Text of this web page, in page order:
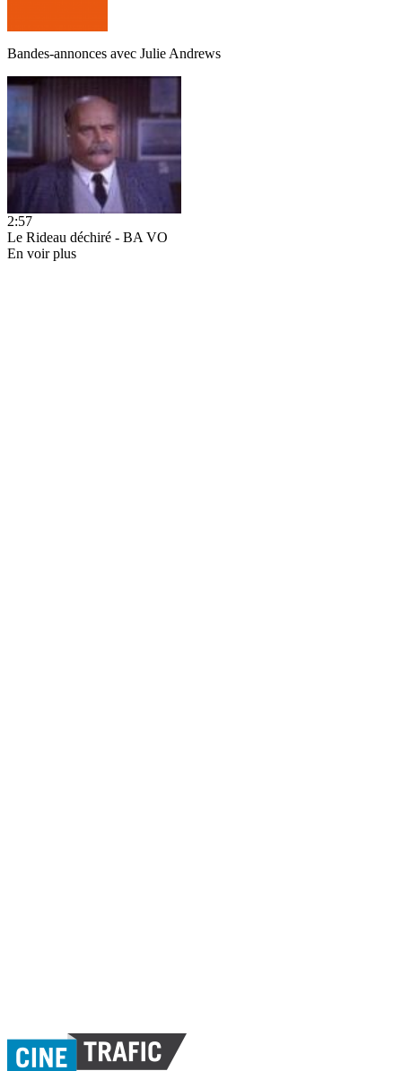
Bandes-annonces avec Julie Andrews
2:57
Le Rideau déchiré - BA VO
En voir plus